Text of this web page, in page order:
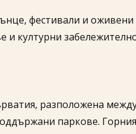
фестивали и
и културни
разположена
паркове.